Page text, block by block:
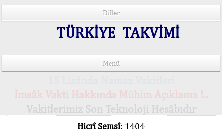
Diller
TÜRKİYE TAKVİMİ
Menü
Hicrî Şemsî: 1404